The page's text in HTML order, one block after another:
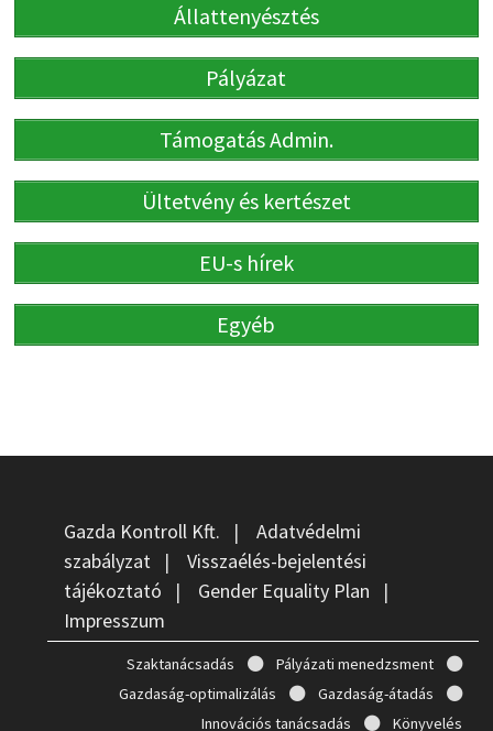
Állattenyésztés
Pályázat
Támogatás Admin.
Ültetvény és kertészet
EU-s hírek
Egyéb
Gazda Kontroll Kft. | Adatvédelmi
szabályzat | Visszaélés-bejelentési
tájékoztató | Gender Equality Plan |
Impresszum
Szaktanácsadás
Pályázati menedzsment
Gazdaság-optimalizálás
Gazdaság-átadás
Innovációs tanácsadás
Könyvelés